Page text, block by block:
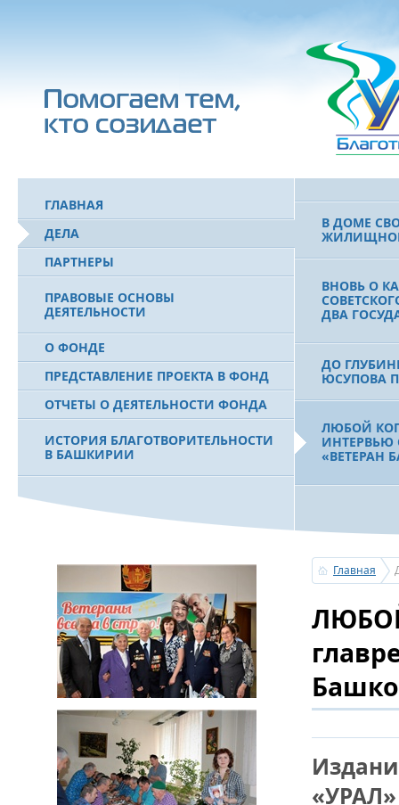
ГЛАВНАЯ
ДЕЛА
ПАРТНЕРЫ
ПРАВОВЫЕ ОСНОВЫ
ДЕЯТЕЛЬНОСТИ
О ФОНДЕ
ПРЕДСТАВЛЕНИЕ ПРОЕКТА В ФОНД
ОТЧЕТЫ О ДЕЯТЕЛЬНОСТИ ФОНДА
ИСТОРИЯ БЛАГОТВОРИТЕЛЬНОСТИ
В БАШКИРИИ
МУРТАЗЕ РАХИМОВЕ
УСЕРГАН.
ОГОНЬ -
ПОЖАРОВ
ВСТРЕЧА
В ДОМЕ
ВНОВЬ О
ДВА
ДО
ЮСУПОВА
ЛЮБОЙ
ИНТЕРВЬЮ
«ВЕТЕРАН
ОТМЕТИЛА
РОССИИ
Главная
«УРАЛ»